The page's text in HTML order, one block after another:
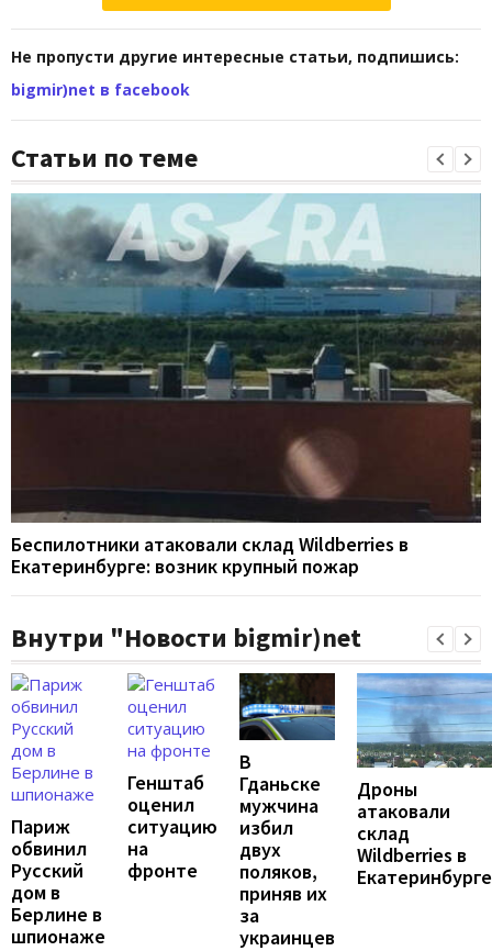
Не пропусти другие интересные статьи, подпишись:
bigmir)net в facebook
Статьи по теме
Беспилотники атаковали склад Wildberries в
Екатеринбурге: возник крупный пожар
Внутри "Новости bigmir)net
Париж
обвинил
Русский
дом в
Берлине в
шпионаже
Генштаб
оценил
ситуацию
на
фронте
В
Гданьске
мужчина
избил
двух
поляков,
приняв их
за
украинцев
Дроны
атаковали
склад
Wildberries в
Екатеринбурге